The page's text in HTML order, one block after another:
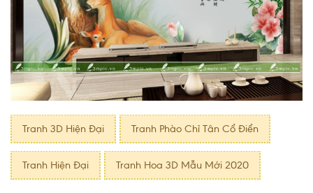
Tranh 3D Hiện Đại Tranh Phào Chỉ Tân Cổ Điển
Tranh Hiện Đại Tranh Hoa 3D Mẫu Mới 2020